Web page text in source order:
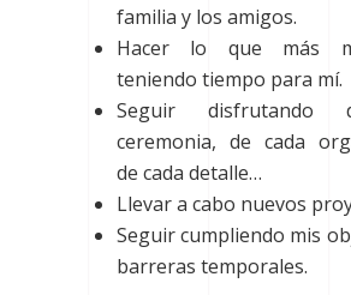
familia y los amigos.
Hacer lo que más
teniendo tiempo para mí.
Seguir disfrutando
ceremonia, de cada
de cada detalle…
Llevar a cabo nuevos
Seguir cumpliendo mis
barreras temporales.